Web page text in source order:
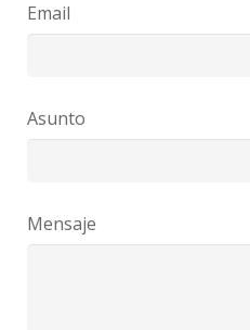
Email
Asunto
Mensaje